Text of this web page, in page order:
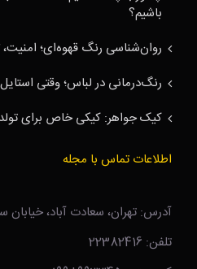
باشیم؟
روان‌شناسی رنگ قهوه‌ای؛
رنگ‌درمانی در لباس؛ وقتی
کیک جواهر: کیکی خاص برای تولد ۶۲ سالگی نیتا
اطلاعات تماس با مجله
آدرس: تهران، سعادت آباد، خیابان
تلفن: 22382416